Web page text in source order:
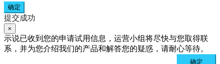
确定
提交成功
×
示说已收到您的申请试用信息，运营小组将尽快与您取得联
系，并为您介绍我们的产品和解答您的疑惑，请耐心等待。
确定